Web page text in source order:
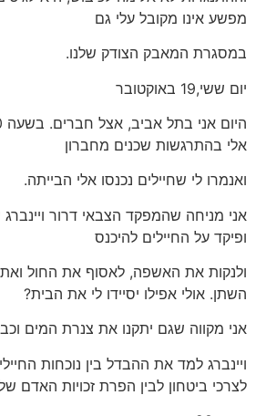
מפשע אינו מקובל עלי גם
במסגרת המאבק הצודק שלנו.
יום ששי,19 באוקטובר
אלי בהתרגשות שכנים מחברון
ואנמרו לי שחיילים נכנסו אלי הבייתה.
אני מניחה שהמפקד הצבאי דרור
ופיקד על החיילים להיכנס
ולנקות את האשפה, לאסוף את החול
השתן. אולי אפילו יסיידו לי את הבית?
אני מקווה שגם יתקנו את צנרת המים
ויינברג למד את ההבדל בין נוכחות
לצרכי ביטחון לבין הפרת זכויות האדם